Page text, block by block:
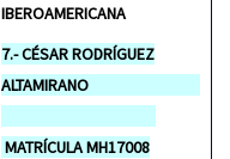
IBEROAMERICANA
7.- CÉSAR RODRÍGUEZ
ALTAMIRANO
MATRÍCULA MH17008